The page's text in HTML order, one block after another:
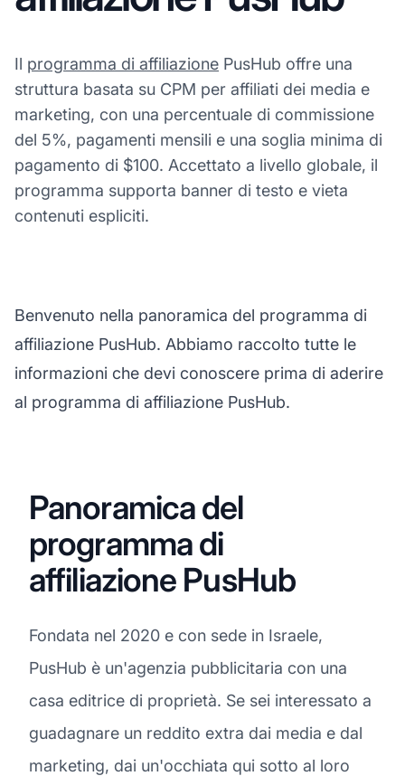
Il programma di affiliazione PusHub offre una
struttura basata su CPM per affiliati dei media e
marketing, con una percentuale di commissione
del 5%, pagamenti mensili e una soglia minima di
pagamento di $100. Accettato a livello globale, il
programma supporta banner di testo e vieta
contenuti espliciti.
Benvenuto nella panoramica del programma di
affiliazione PusHub. Abbiamo raccolto tutte le
informazioni che devi conoscere prima di aderire
al programma di affiliazione PusHub.
Panoramica del
programma di
affiliazione PusHub
Fondata nel 2020 e con sede in Israele,
PusHub è un'agenzia pubblicitaria con una
casa editrice di proprietà. Se sei interessato a
guadagnare un reddito extra dai media e dal
marketing, dai un'occhiata qui sotto al loro